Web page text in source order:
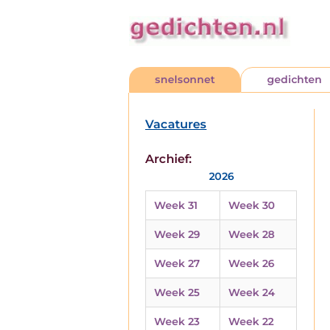
snelsonnet gedichten
Vacatures
Archief:
2026
Week 31 Week 30
Week 29 Week 28
Week 27 Week 26
Week 25 Week 24
Week 23 Week 22